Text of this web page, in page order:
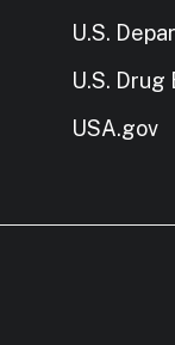
U.S.
U.S.
USA.gov